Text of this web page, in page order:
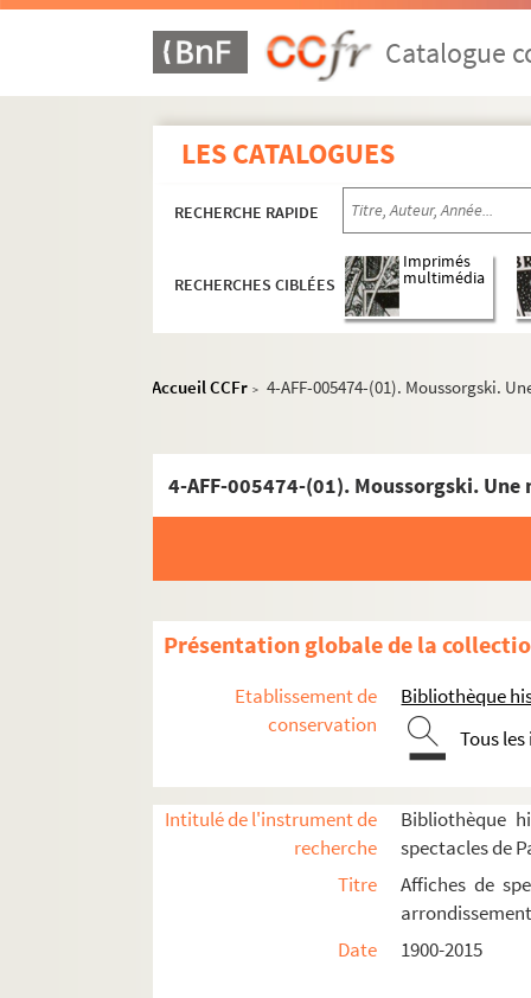
Catalogue
LES CATALOGUES
RECHERCHE RAPIDE
RECHERCHES CIBLÉES
Imprimés
multimédia
Accueil CCFr > 4-AFF-005474-(01). Moussorgski.
4-AFF-005474-(01). Moussorgski.
Présentation globale de la
Etablissement de
conservation
Bibliothèque
Tous
Intitulé de l'instrument de
recherche
Bibliothèque
spectacles de
Titre
Affiches de
Date
1900-2015
5e arrondissement
Amphithéâtre de la Sorbonne
Arènes de Lutèce
La Balle au Bond
Caveau des trois mailletz
Centre culturel de la Clef